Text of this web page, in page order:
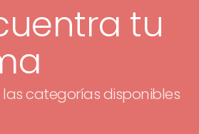
tu
las categorías disponibles